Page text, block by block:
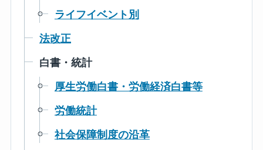
ライフイベント別
法改正
白書・統計
厚生労働白書・労働経済白書等
労働統計
社会保障制度の沿革